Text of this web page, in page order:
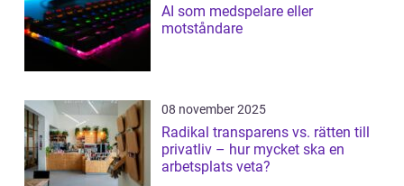
AI som medspelare eller
motståndare
08 november 2025
Radikal transparens vs. rätten till
privatliv – hur mycket ska en
arbetsplats veta?